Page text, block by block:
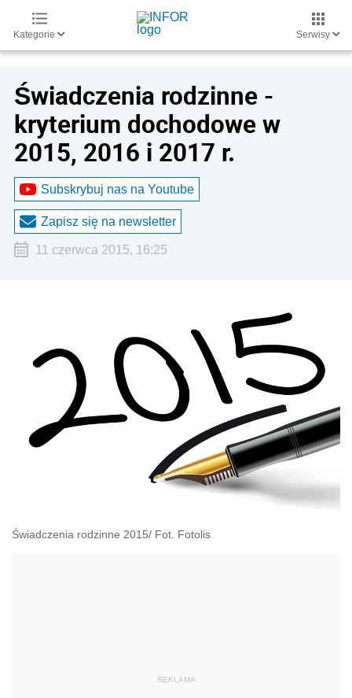
Kategorie Serwisy
Świadczenia rodzinne -
kryterium dochodowe w
2015, 2016 i 2017 r.
Subskrybuj nas na Youtube
Zapisz się na newsletter
11 czerwca 2015, 16:25
Świadczenia rodzinne 2015/ Fot. Fotolis